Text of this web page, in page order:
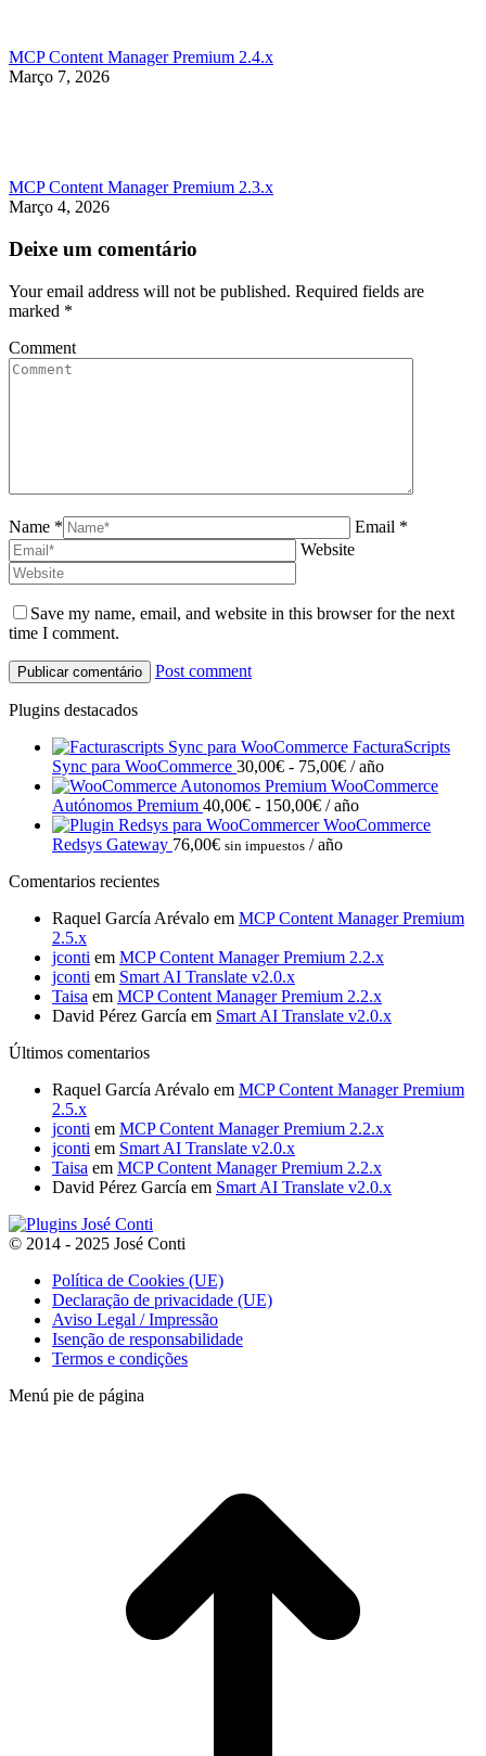
MCP Content Manager Premium 2.4.x
Março 7, 2026
MCP Content Manager Premium 2.3.x
Março 4, 2026
Deixe um comentário
Your email address will not be published. Required fields are
marked *
Comment
Name *
Email *
Website
Save my name, email, and website in this browser for the next
time I comment.
Post comment
Plugins destacados
FacturaScripts
Sync para WooCommerce 30,00€ - 75,00€Rango
de
precios:
desde
/ año
WooCommerce
Autónomos Premium 40,00€ - 150,00€Rango
de
precios:
150,00€
/ año
WooCommerce
Redsys Gateway 76,00€ sin impuestos / año
Comentarios recientes
Raquel García Arévalo em MCP Content Manager Premium
2.5.x
jconti em MCP Content Manager Premium 2.2.x
jconti em Smart AI Translate v2.0.x
Taisa em MCP Content Manager Premium 2.2.x
David Pérez García em Smart AI Translate v2.0.x
Últimos comentarios
Raquel García Arévalo em MCP Content Manager Premium
2.5.x
jconti em MCP Content Manager Premium 2.2.x
jconti em Smart AI Translate v2.0.x
Taisa em MCP Content Manager Premium 2.2.x
David Pérez García em Smart AI Translate v2.0.x
© 2014 - 2025 José Conti
Política de Cookies (UE)
Declaração de privacidade (UE)
Aviso Legal / Impressão
Isenção de responsabilidade
Termos e condições
Menú pie de página